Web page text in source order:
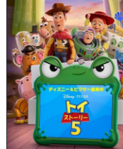
チケットの購
北海道
後、ダイヤル「3」を押し